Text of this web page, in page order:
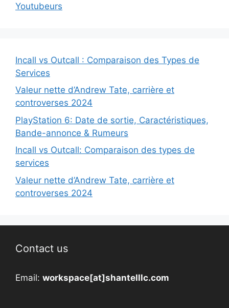
Youtubeurs
Incall vs Outcall : Comparaison des Types de
Services
Valeur nette d’Andrew Tate, carrière et
controverses 2024
PlayStation 6: Date de sortie, Caractéristiques,
Bande-annonce & Rumeurs
Incall vs Outcall: Comparaison des types de
services
Valeur nette d’Andrew Tate, carrière et
controverses 2024
Contact us
Email: workspace[at]shantelllc.com